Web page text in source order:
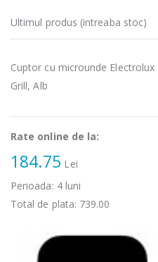
Ultimul produs (intreaba stoc)
Cuptor cu microunde
Grill, Alb
Rate online de la:
184.75 Lei
Perioada: 4luni
Total de plata: 739.00
-33%
Espressor
automat
Heinner ...
799,00 Lei
...